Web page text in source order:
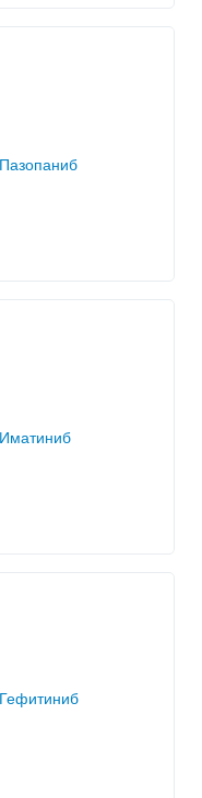
Пазопаниб
Иматиниб
Гефитиниб